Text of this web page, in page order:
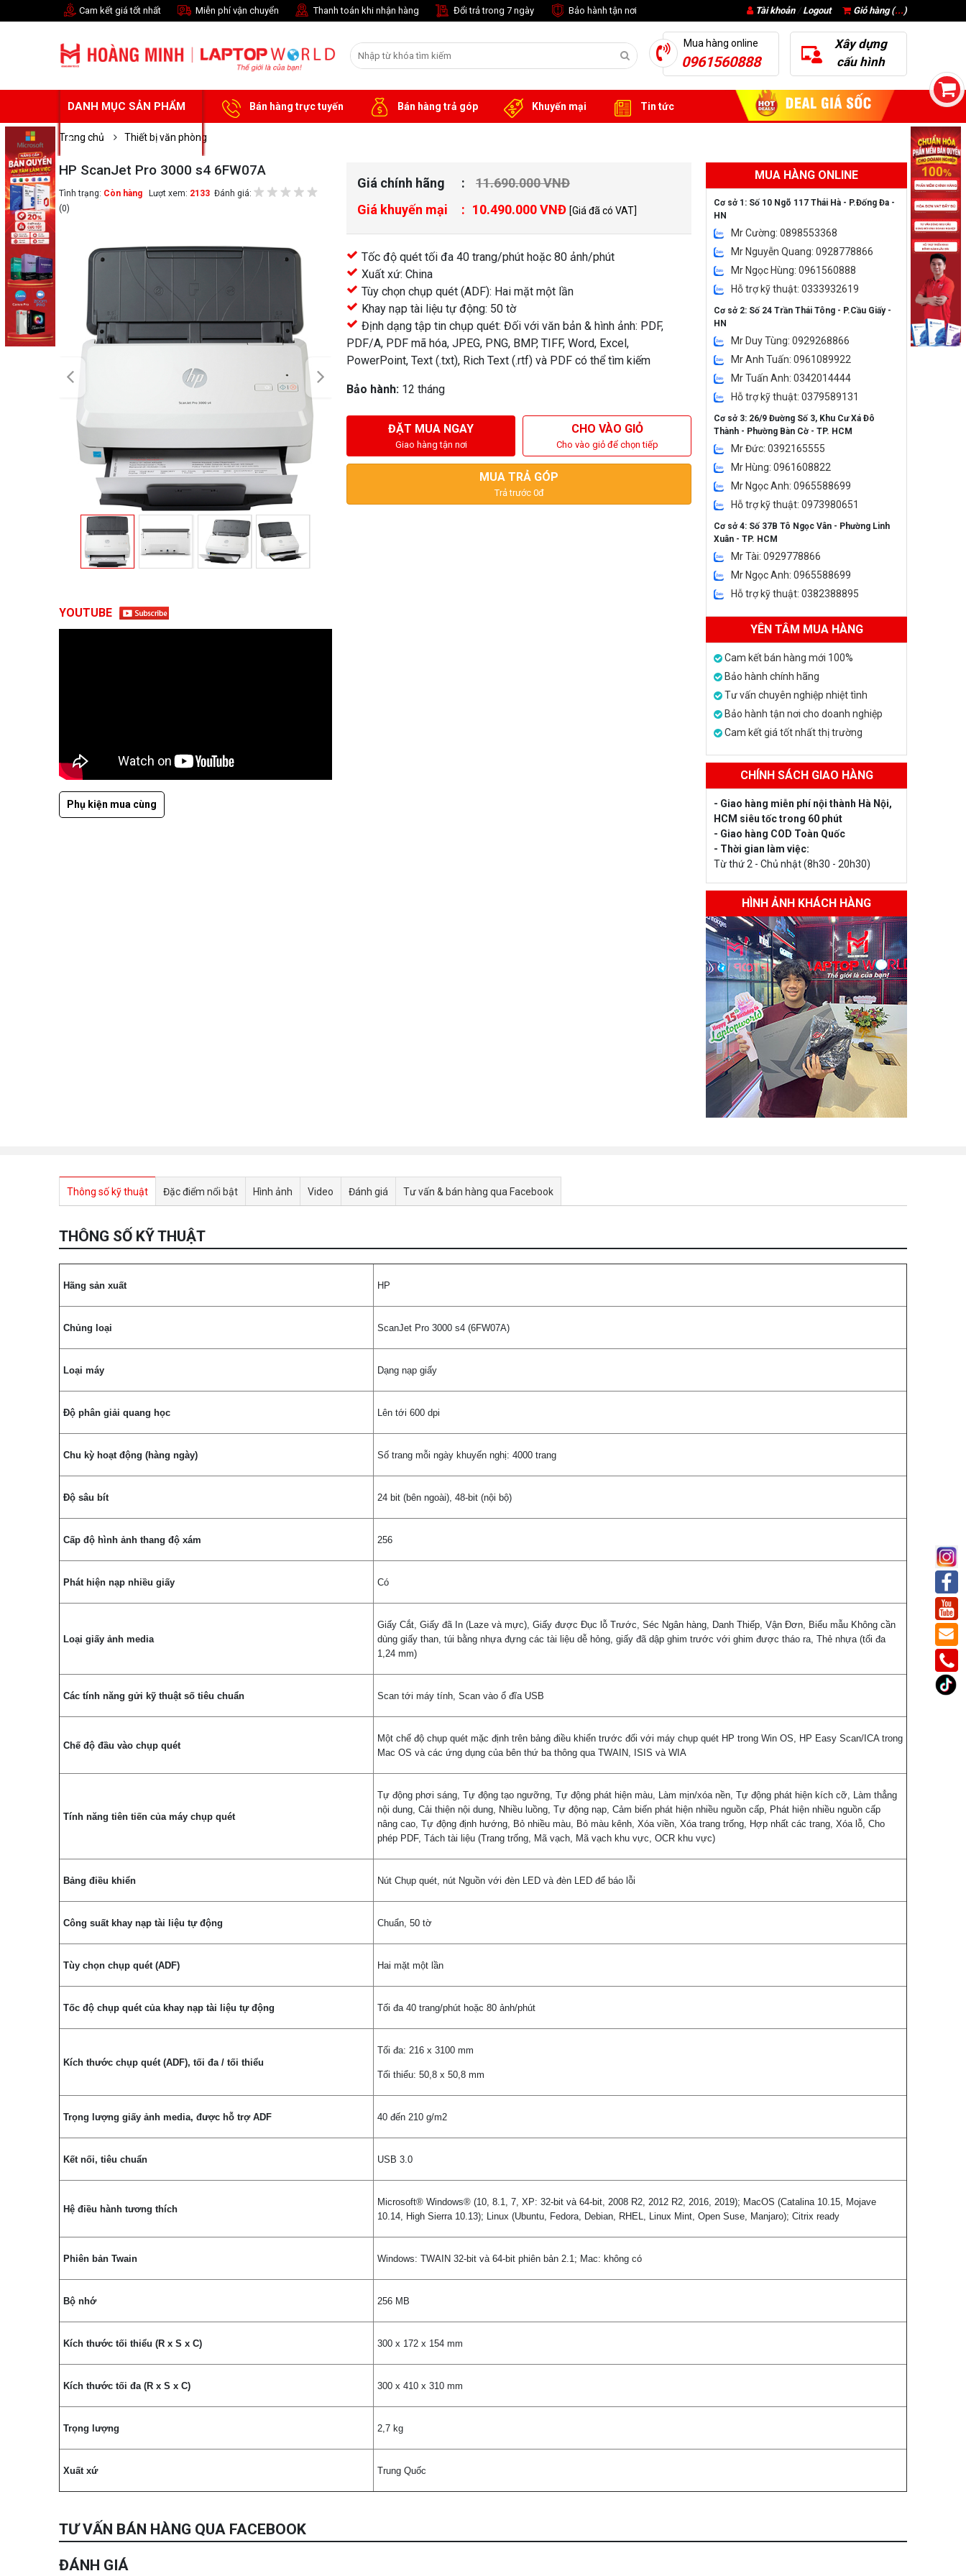
Cam kết giá tốt nhất Miễn phí vận chuyển Thanh toán khi nhận hàng Đổi trả trong 7 ngày Bảo hành tận nơi Giỏ hàng (...)
Tài khoản/ Logout
Mua hàng online
0961560888
Xây dựng
cấu hình
DANH MỤC SẢN PHẨM Bán hàng trực tuyến Bán hàng trả góp Khuyến mại Tin tức
Trang chủ Thiết bị văn phòng
HP ScanJet Pro 3000 s4 6FW07A
Tình trạng: Còn hàng Lượt xem: 2133 Đánh giá:
(0)
YOUTUBE
Giá chính hãng
11.690.000 VNĐ
Giá khuyến mại
10.490.000 VNĐ [Giá đã có VAT]
Tốc độ quét tối đa 40 trang/phút hoặc 80 ảnh/phút
Xuất xứ: China
Tùy chọn chụp quét (ADF): Hai mặt một lần
Khay nạp tài liệu tự động: 50 tờ
Định dạng tập tin chụp quét: Đối với văn bản & hình ảnh: PDF,
PDF/A, PDF mã hóa, JPEG, PNG, BMP, TIFF, Word, Excel,
PowerPoint, Text (.txt), Rich Text (.rtf) và PDF có thể tìm kiếm
Bảo hành: 12 tháng
ĐẶT MUA NGAY
Giao hàng tận nơi
CHO VÀO GIỎ
Cho vào giỏ để chọn tiếp
MUA TRẢ GÓP
Trả trước 0đ
Phụ kiện mua cùng
MUA HÀNG ONLINE
Cơ sở 1: Số 10 Ngõ 117 Thái Hà - P.Đống Đa -
HN
Mr Cường: 0898553368
Mr Nguyễn Quang: 0928778866
Mr Ngọc Hùng: 0961560888
Hỗ trợ kỹ thuật: 0333932619
Cơ sở 2: Số 24 Trần Thái Tông - P.Cầu Giấy -
HN
Mr Duy Tùng: 0929268866
Mr Anh Tuấn: 0961089922
Mr Tuấn Anh: 0342014444
Hỗ trợ kỹ thuật: 0379589131
Cơ sở 3: 26/9 Đường Số 3, Khu Cư Xá Đô
Thành - Phường Bàn Cờ - TP. HCM
Mr Đức: 0392165555
Mr Hùng: 0961608822
Mr Ngọc Anh: 0965588699
Hỗ trợ kỹ thuật: 0973980651
Cơ sở 4: Số 37B Tô Ngọc Vân - Phường Linh
Xuân - TP. HCM
Mr Tài: 0929778866
Mr Ngọc Anh: 0965588699
Hỗ trợ kỹ thuật: 0382388895
YÊN TÂM MUA HÀNG
Cam kết bán hàng mới 100%
Bảo hành chính hãng
Tư vấn chuyên nghiệp nhiệt tình
Bảo hành tận nơi cho doanh nghiệp
Cam kết giá tốt nhất thị trường
CHÍNH SÁCH GIAO HÀNG
- Giao hàng miễn phí nội thành Hà Nội,
HCM siêu tốc trong 60 phút
- Giao hàng COD Toàn Quốc
- Thời gian làm việc:
Từ thứ 2 - Chủ nhật (8h30 - 20h30)
HÌNH ẢNH KHÁCH HÀNG
Thông số kỹ thuật Đặc điểm nổi bật Hình ảnh Video Đánh giá Tư vấn & bán hàng qua Facebook
THÔNG SỐ KỸ THUẬT
Hãng sản xuất HP
Chủng loại ScanJet Pro 3000 s4 (6FW07A)
Loại máy Dạng nạp giấy
Độ phân giải quang học Lên tới 600 dpi
Chu kỳ hoạt động (hàng ngày) Số trang mỗi ngày khuyến nghị: 4000 trang
Độ sâu bít 24 bit (bên ngoài), 48-bit (nội bộ)
Cấp độ hình ảnh thang độ xám 256
Phát hiện nạp nhiều giấy Có
Loại giấy ảnh media
Giấy Cắt, Giấy đã In (Laze và mực), Giấy được Đục lỗ Trước, Séc Ngân hàng, Danh Thiếp, Vận Đơn, Biểu mẫu Không cần
dùng giấy than, túi bằng nhựa đựng các tài liệu dễ hỏng, giấy đã dập ghim trước với ghim được tháo ra, Thẻ nhựa (tối đa
1,24 mm)
Các tính năng gửi kỹ thuật số tiêu chuẩn Scan tới máy tính, Scan vào ổ đĩa USB
Chế độ đầu vào chụp quét
Một chế độ chụp quét mặc định trên bảng điều khiển trước đối với máy chụp quét HP trong Win OS, HP Easy Scan/ICA trong
Mac OS và các ứng dụng của bên thứ ba thông qua TWAIN, ISIS và WIA
Tính năng tiên tiến của máy chụp quét
Tự động phơi sáng, Tự động tạo ngưỡng, Tự động phát hiện màu, Làm mịn/xóa nền, Tự động phát hiện kích cỡ, Làm thẳng
nội dung, Cải thiện nội dung, Nhiều luồng, Tự động nạp, Cảm biến phát hiện nhiều nguồn cấp, Phát hiện nhiều nguồn cấp
nâng cao, Tự động định hướng, Bỏ nhiều màu, Bỏ màu kênh, Xóa viền, Xóa trang trống, Hợp nhất các trang, Xóa lỗ, Cho
phép PDF, Tách tài liệu (Trang trống, Mã vạch, Mã vạch khu vực, OCR khu vực)
Bảng điều khiển Nút Chụp quét, nút Nguồn với đèn LED và đèn LED để báo lỗi
Công suất khay nạp tài liệu tự động Chuẩn, 50 tờ
Tùy chọn chụp quét (ADF) Hai mặt một lần
Tốc độ chụp quét của khay nạp tài liệu tự động Tối đa 40 trang/phút hoặc 80 ảnh/phút
Kích thước chụp quét (ADF), tối đa / tối thiểu
Tối đa: 216 x 3100 mm
Tối thiểu: 50,8 x 50,8 mm
Trọng lượng giấy ảnh media, được hỗ trợ ADF 40 đến 210 g/m2
Kết nối, tiêu chuẩn USB 3.0
Hệ điều hành tương thích
Microsoft® Windows® (10, 8.1, 7, XP: 32-bit và 64-bit, 2008 R2, 2012 R2, 2016, 2019); MacOS (Catalina 10.15, Mojave
10.14, High Sierra 10.13); Linux (Ubuntu, Fedora, Debian, RHEL, Linux Mint, Open Suse, Manjaro); Citrix ready
Phiên bản Twain Windows: TWAIN 32-bit và 64-bit phiên bản 2.1; Mac: không có
Bộ nhớ 256 MB
Kích thước tối thiểu (R x S x C) 300 x 172 x 154 mm
Kích thước tối đa (R x S x C) 300 x 410 x 310 mm
Trọng lượng 2,7 kg
Xuất xứ Trung Quốc
TƯ VẤN BÁN HÀNG QUA FACEBOOK
ĐÁNH GIÁ